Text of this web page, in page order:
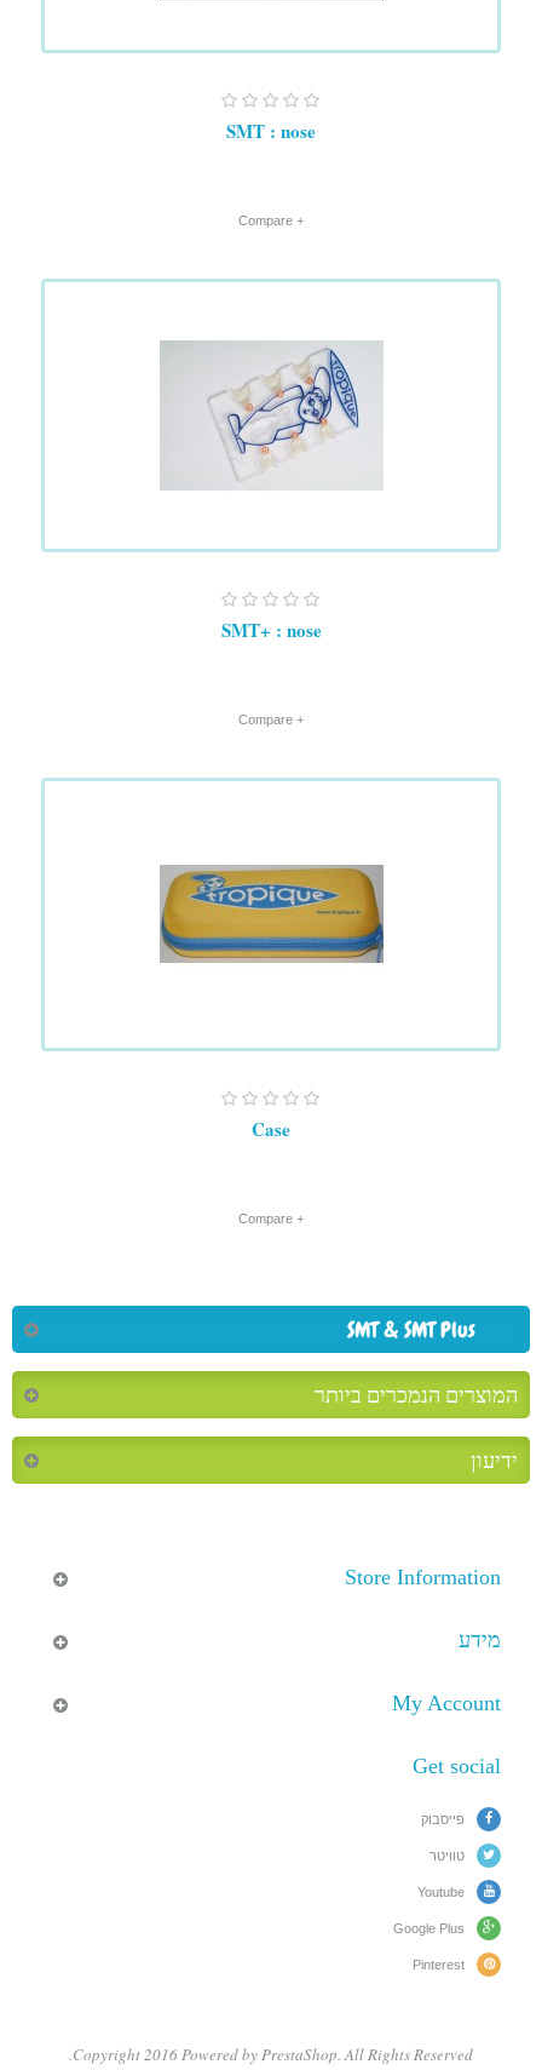
SMT : nose
+ Compare
SMT+ : nose
+ Compare
Case
+ Compare
SMT & SMT Plus
המוצרים הנמכרים ביותר
ידיעון
Store Information
מידע
My Account
Get social
פייסבוק
טוויטר
Youtube
Google Plus
Pinterest
Copyright 2016 Powered by PrestaShop. All Rights Reserved.